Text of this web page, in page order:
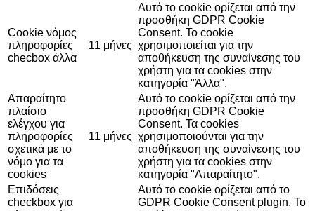
Cookie νόμος
πληροφορίες
checbox άλλα
11 μήνες
Αυτό το cookie ορίζεται από την
προσθήκη GDPR Cookie
Consent. Το cookie
χρησιμοποιείται για την
αποθήκευση της συναίνεσης του
χρήστη για τα cookies στην
κατηγορία "Άλλα".
Απαραίτητο
πλαίσιο
ελέγχου για
πληροφορίες
σχετικά με το
νόμο για τα
cookies
11 μήνες
Αυτό το cookie ορίζεται από την
προσθήκη GDPR Cookie
Consent. Τα cookies
χρησιμοποιούνται για την
αποθήκευση της συναίνεσης του
χρήστη για τα cookies στην
κατηγορία "Απαραίτητο".
Επιδόσεις
checkbox για
Αυτό το cookie ορίζεται από το
GDPR Cookie Consent plugin. Το